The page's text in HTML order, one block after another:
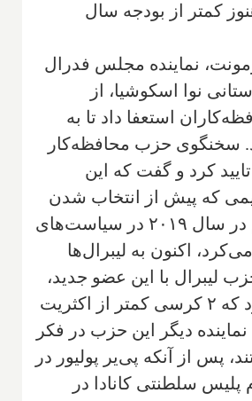
کمتر از بودجه سال
نماینده مجلس فدرال
نوا اسکوشیا، از
استعفا داد تا به
سخنگوی حزب محافظه‌کار
تایید کرد و گفت که این
که پیش از انتخاب شدن
به مجلس عوام در سال ۲۰۱۹ در سیاست‌های
اکنون به لیبرال‌ها
لیبرال با این عضو جدید،
۱۷۰ کرسی دارد که ۲ کرسی کمتر از اکثریت
است. حداقل ۲ نماینده دیگر این حزب در فکر
پس از آنکه پی‌یر پولیور در
پلیس سلطنتی کانادا در